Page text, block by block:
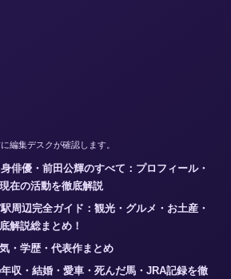
編集デスクが確認します。
俳優・前田公輝のすべて：プロフィール・
在の活動を徹底解説
周辺完全ガイド：観光・グルメ・お土産・
解説総まとめ！
・学歴・代表作まとめ
年収・結婚・愛車・死んだ馬・JRA記録を徹